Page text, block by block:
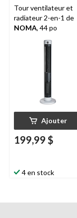
Tour ventilateur et
radiateur 2-en-1 de
NOMA, 44 po
Ajouter
199,99 $
4 en stock